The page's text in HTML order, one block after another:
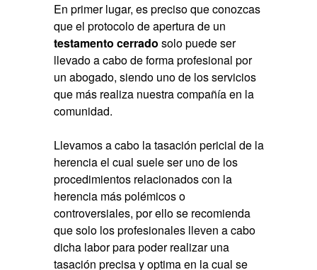
En primer lugar, es preciso que conozcas
que el protocolo de apertura de un
testamento cerrado solo puede ser
llevado a cabo de forma profesional por
un abogado, siendo uno de los servicios
que más realiza nuestra compañía en la
comunidad.
Llevamos a cabo la tasación pericial de la
herencia el cual suele ser uno de los
procedimientos relacionados con la
herencia más polémicos o
controversiales, por ello se recomienda
que solo los profesionales lleven a cabo
dicha labor para poder realizar una
tasación precisa y optima en la cual se